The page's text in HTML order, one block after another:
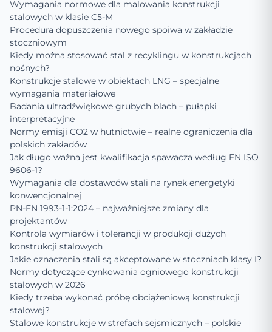
Wymagania normowe dla malowania konstrukcji
stalowych w klasie C5-M
Procedura dopuszczenia nowego spoiwa w zakładzie
stoczniowym
Kiedy można stosować stal z recyklingu w konstrukcjach
nośnych?
Konstrukcje stalowe w obiektach LNG – specjalne
wymagania materiałowe
Badania ultradźwiękowe grubych blach – pułapki
interpretacyjne
Normy emisji CO2 w hutnictwie – realne ograniczenia dla
polskich zakładów
Jak długo ważna jest kwalifikacja spawacza według EN ISO
9606-1?
Wymagania dla dostawców stali na rynek energetyki
konwencjonalnej
PN-EN 1993-1-1:2024 – najważniejsze zmiany dla
projektantów
Kontrola wymiarów i tolerancji w produkcji dużych
konstrukcji stalowych
Jakie oznaczenia stali są akceptowane w stoczniach klasy I?
Normy dotyczące cynkowania ogniowego konstrukcji
stalowych w 2026
Kiedy trzeba wykonać próbę obciążeniową konstrukcji
stalowej?
Stalowe konstrukcje w strefach sejsmicznych – polskie